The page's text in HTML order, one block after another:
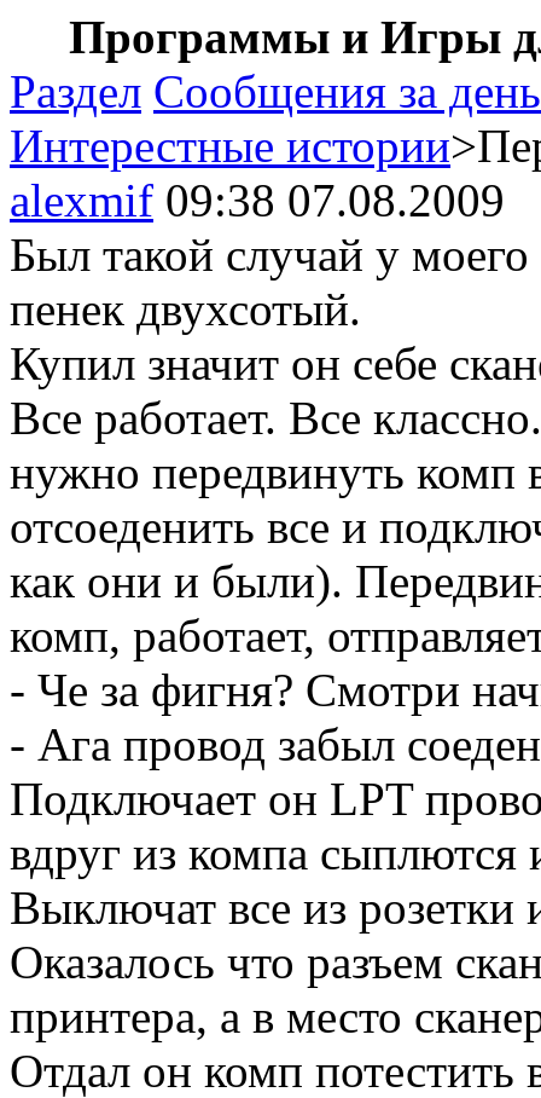
Программы и Игры
Раздел Сообщения за день
Интерестные истории
alexmif 09:38 07.08.2009
Был такой случай у
пенек двухсотый.
Купил значит он себе
Все работает. Все
нужно передвинуть комп
отсоеденить все и
как они и были).
комп, работает,
- Че за фигня? Смотри
- Ага провод забыл
Подключает он LPT
вдруг из компа
Выключат все из розетки
Оказалось что разъем
принтера, а в место
Отдал он комп